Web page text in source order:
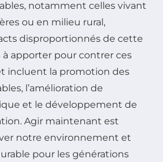
notamment celles vivant
ou en milieu rural,
disproportionnés de cette
à apporter pour contrer ces
incluent la promotion des
l’amélioration de
et le développement de
Agir maintenant est
notre environnement et
pour les générations